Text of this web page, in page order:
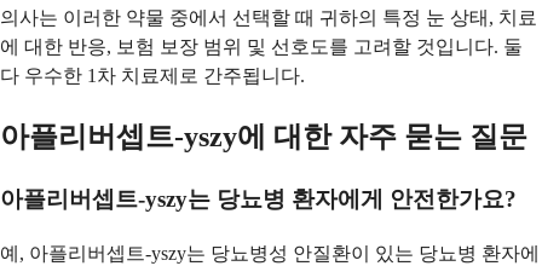
의사는 이러한 약물 중에서 선택할 때 귀하의 특정 눈 상태, 치료
에 대한 반응, 보험 보장 범위 및 선호도를 고려할 것입니다. 둘
다 우수한 1차 치료제로 간주됩니다.
아플리버셉트-yszy에 대한 자주 묻는 질문
아플리버셉트-yszy는 당뇨병 환자에게 안전한가요?
예, 아플리버셉트-yszy는 당뇨병성 안질환이 있는 당뇨병 환자에